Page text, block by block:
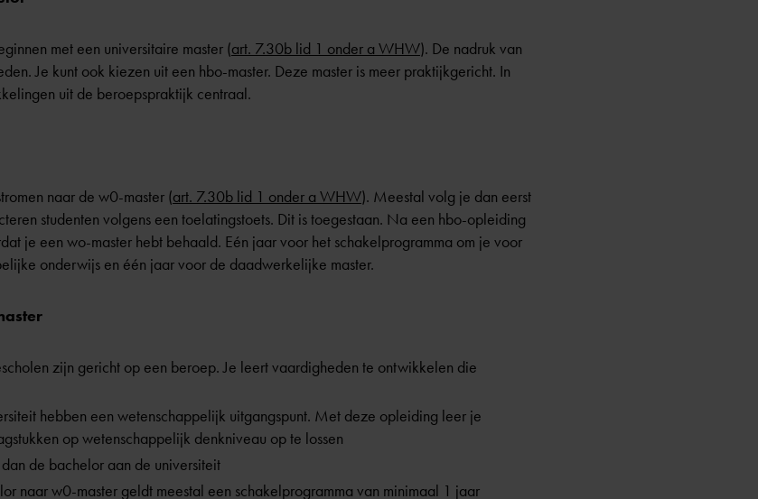
met een universitaire master (art. 7.30b lid 1 onder a WHW). De nadruk van
Je kunt ook kiezen uit een hbo-master. Deze master is meer praktijkgericht. In
uit de beroepspraktijk centraal.
naar de w0-master (art. 7.30b lid 1 onder a WHW). Meestal volg je dan eerst
studenten volgens een toelatingstoets. Dit is toegestaan. Na een hbo-opleiding
je een wo-master hebt behaald. Eén jaar voor het schakelprogramma om je voor
onderwijs en één jaar voor de daadwerkelijke master.
zijn gericht op een beroep. Je leert vaardigheden te ontwikkelen die
hebben een wetenschappelijk uitgangspunt. Met deze opleiding leer je
op wetenschappelijk denkniveau op te lossen
de bachelor aan de universiteit
naar w0-master geldt meestal een schakelprogramma van minimaal 1 jaar